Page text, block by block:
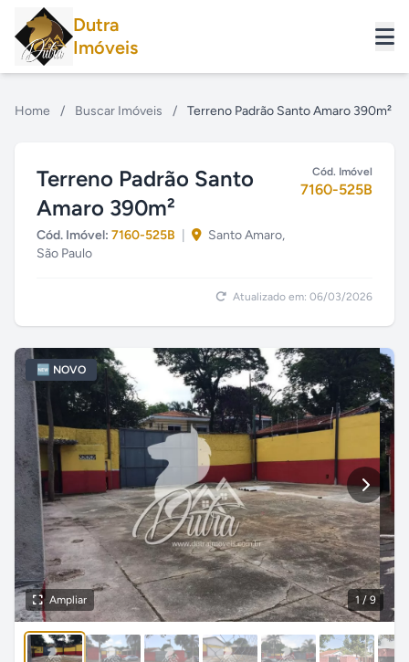
Dutra
Imóveis
Home / Buscar Imóveis / Terreno Padrão Santo Amaro 390m²
Terreno Padrão Santo
Amaro 390m²
Cód. Imóvel: 7160-525B
Santo Amaro,
São Paulo
Cód. Imóvel
7160-525B
Atualizado em: 06/03/2026
1 / 9
🆕 NOVO
Ampliar